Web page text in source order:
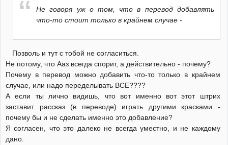
Не говоря уж о том, что в перевод добавлять
что-то стоит только в крайнем случае -
Позволь и тут с тобой не согласиться.
Не потому, что Ааз всегда спорит, а действительно - почему?
Почему в перевод можно добавить что-то только в крайнем
случае, или надо переделывать ВСЕ????
А если ты лично видишь, что вот именно вот этот штрих
заставит рассказ (в переводе) играть другими красками -
почему бы и не сделать именно это добавление?
Я согласен, что это далеко не всегда уместно, и не каждому
дано.